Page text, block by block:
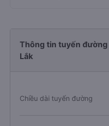
Thông tin tuyến
Lắk
Chiều dài tuyến đường